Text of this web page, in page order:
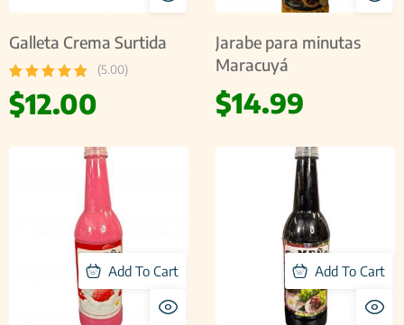
Galleta Crema Surtida
(5.00)
$12.00
Jarabe para minutas
Maracuyá
$14.99
Add To Cart Add To Cart